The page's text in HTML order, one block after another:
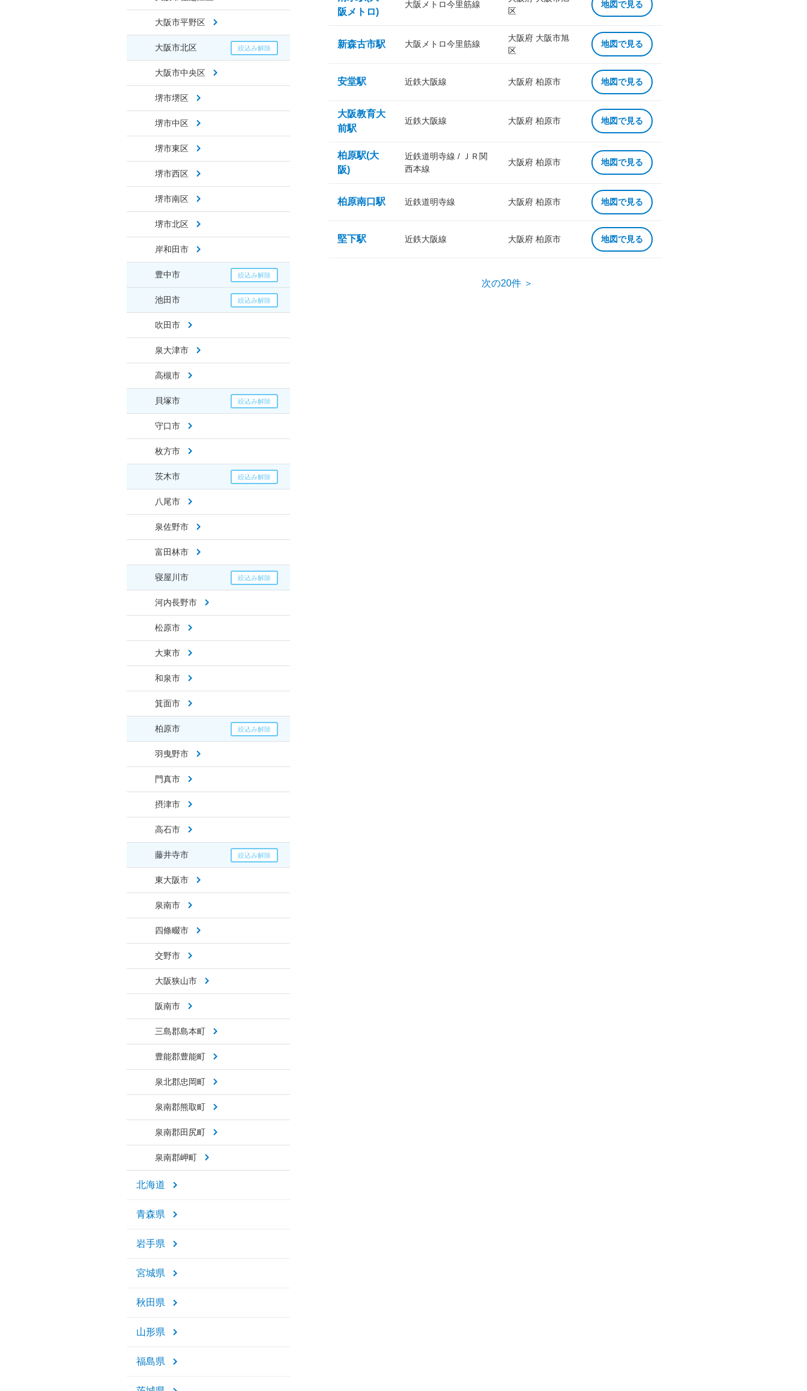
大阪市平野区
大阪市北区
大阪市中央区
堺市堺区
堺市中区
堺市東区
堺市西区
堺市南区
堺市北区
岸和田市
豊中市
池田市
吹田市
泉大津市
高槻市
貝塚市
守口市
枚方市
茨木市
八尾市
泉佐野市
富田林市
寝屋川市
河内長野市
松原市
大東市
和泉市
箕面市
柏原市
羽曳野市
門真市
摂津市
高石市
藤井寺市
東大阪市
泉南市
四條畷市
交野市
大阪狭山市
阪南市
三島郡島本町
豊能郡豊能町
泉北郡忠岡町
泉南郡熊取町
泉南郡田尻町
泉南郡岬町
北海道
青森県
岩手県
宮城県
秋田県
山形県
福島県
阪メトロ)
大阪メトロ今里筋線
区
地図で見る
新森古市駅 大阪メトロ今里筋線
大阪府 大阪市旭
区
地図で見る
安堂駅 近鉄大阪線 大阪府 柏原市 地図で見る
大阪教育大
前駅
近鉄大阪線 大阪府 柏原市 地図で見る
柏原駅(大
阪)
近鉄道明寺線 / ＪＲ関
西本線
大阪府 柏原市 地図で見る
柏原南口駅 近鉄道明寺線 大阪府 柏原市 地図で見る
堅下駅 近鉄大阪線 大阪府 柏原市 地図で見る
次の20件 ＞